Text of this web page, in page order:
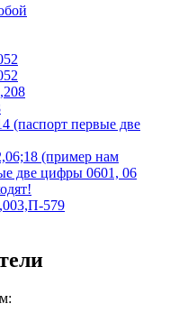
(паспорт первые две
(пример нам
две цифры 0601, 06
579